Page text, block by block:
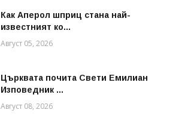
Как Аперол шприц стана най-
известният ко...
Август 05, 2026
Църквата почита Свeти Емилиан
Изповедник ...
Август 08, 2026